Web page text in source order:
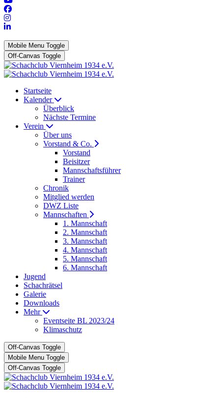
Mobile Menu Toggle
Off-Canvas Toggle
Startseite
Kalender
Überblick
Nächste Termine
Verein
Über uns
Vorstand & Co.
Vorstand
Beisitzer
Mannschaftsführer
Trainer
Chronik
Mitglied werden
DWZ Liste
Mannschaften
1. Mannschaft
2. Mannschaft
3. Mannschaft
4. Mannschaft
5. Mannschaft
6. Mannschaft
Jugend
Schachrätsel
Galerie
Downloads
Mehr
Eventseite BL 2023/24
Klimaschutz
Off-Canvas Toggle
Mobile Menu Toggle
Off-Canvas Toggle